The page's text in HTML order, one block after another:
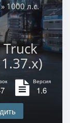
1000 л.с.
Truck
Версия
1.6